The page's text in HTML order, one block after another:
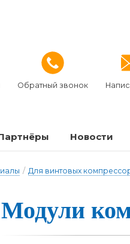
Обратный звонок
Новости
/ Для винтовых
Модули